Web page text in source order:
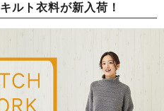
ルト衣料が新入荷！